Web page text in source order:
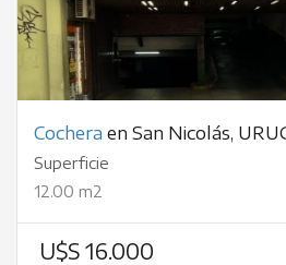
Cochera en San Nicolás,
Superficie
12.00 m2
U$S 16.000